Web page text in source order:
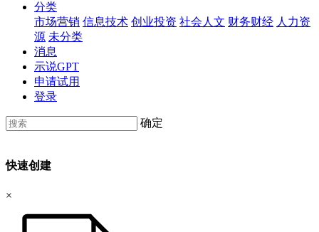
分类
市场营销 信息技术 创业投资 社会人文 财务财经 人力资
源 未分类
消息
示说GPT
申请试用
登录
确定
快速创建
×